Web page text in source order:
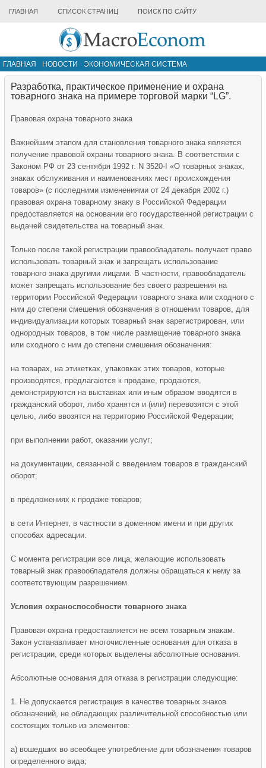
ГЛАВНАЯ СПИСОК СТРАНИЦ ПОИСК ПО САЙТУ
ГЛАВНАЯ НОВОСТИ
ЭКОНОМИЧЕСКАЯ СИСТЕМА
ИНФРАСТРУКТУРА РЫНКА
Разработка, практическое применение и охрана
товарного знака на примере торговой марки “LG”.
Правовая охрана товарного знака
Важнейшим этапом для становления товарного знака является
получение правовой охраны товарного знака. В соответствии с
Законом РФ от 23 сентября 1992 г. N 3520-I «О товарных знаках,
знаках обслуживания и наименованиях мест происхождения
товаров» (с последними изменениями от 24 декабря 2002 г.)
правовая охрана товарному знаку в Российской Федерации
предоставляется на основании его государственной регистрации с
выдачей свидетельства на товарный знак.
Только после такой регистрации правообладатель получает право
использовать товарный знак и запрещать использование
товарного знака другими лицами. В частности, правообладатель
может запрещать использование без своего разрешения на
территории Российской Федерации товарного знака или сходного с
ним до степени смешения обозначения в отношении товаров, для
индивидуализации которых товарный знак зарегистрирован, или
однородных товаров, в том числе размещение товарного знака
или сходного с ним до степени смешения обозначения:
на товарах, на этикетках, упаковках этих товаров, которые
производятся, предлагаются к продаже, продаются,
демонстрируются на выставках или иным образом вводятся в
гражданский оборот, либо хранятся и (или) перевозятся с этой
целью, либо ввозятся на территорию Российской Федерации;
при выполнении работ, оказании услуг;
на документации, связанной с введением товаров в гражданский
оборот;
в предложениях к продаже товаров;
в сети Интернет, в частности в доменном имени и при других
способах адресации.
С момента регистрации все лица, желающие использовать
товарный знак правообладателя должны обращаться к нему за
соответствующим разрешением.
Условия охраноспособности товарного знака
Правовая охрана предоставляется не всем товарным знакам.
Закон устанавливает многочисленные основания для отказа в
регистрации, среди которых выделены абсолютные основания.
Абсолютные основания для отказа в регистрации следующие:
1. Не допускается регистрация в качестве товарных знаков
обозначений, не обладающих различительной способностью или
состоящих только из элементов:
а) вошедших во всеобщее употребление для обозначения товаров
определенного вида;